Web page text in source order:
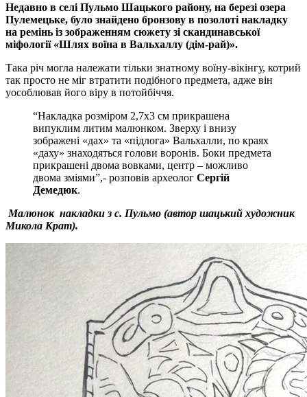
Недавно в селі Пульмо Шацького району, на березі озера
Пулемецьке, було знайдено бронзову в позолоті накладку
на ремінь із зображенням сюжету зі скандинавської
міфології «Шлях воїна в Вальхаллу (дім-рай)».
Така річ могла належати тільки знатному воїну-вікінгу, котрий
так просто не міг втратити подібного предмета, адже він
уособлював його віру в потойбіччя.
“Накладка розміром 2,7х3 см прикрашена
випуклим литим малюнком. Зверху і внизу
зображені «дах» та «підлога» Вальхалли, по краях
«даху» знаходяться голови воронів. Боки предмета
прикрашені двома вовками, центр – можливо
двома зміями”,- розповів археолог Сергій
Демедюк.
Малюнок накладки з с. Пульмо (автор шацький художник
Микола Крат).